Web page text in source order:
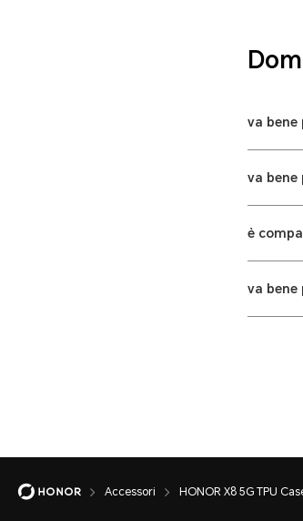
va bene
va bene
è
va bene
Accessori HONOR X8 5G TPU